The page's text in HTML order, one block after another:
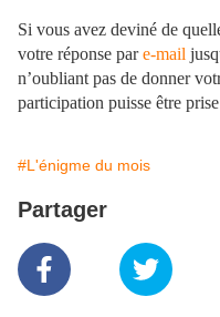
Si vous avez deviné de
votre réponse par e-mail
n’oubliant pas de donner
participation puisse être
#L'énigme du mois
Partager